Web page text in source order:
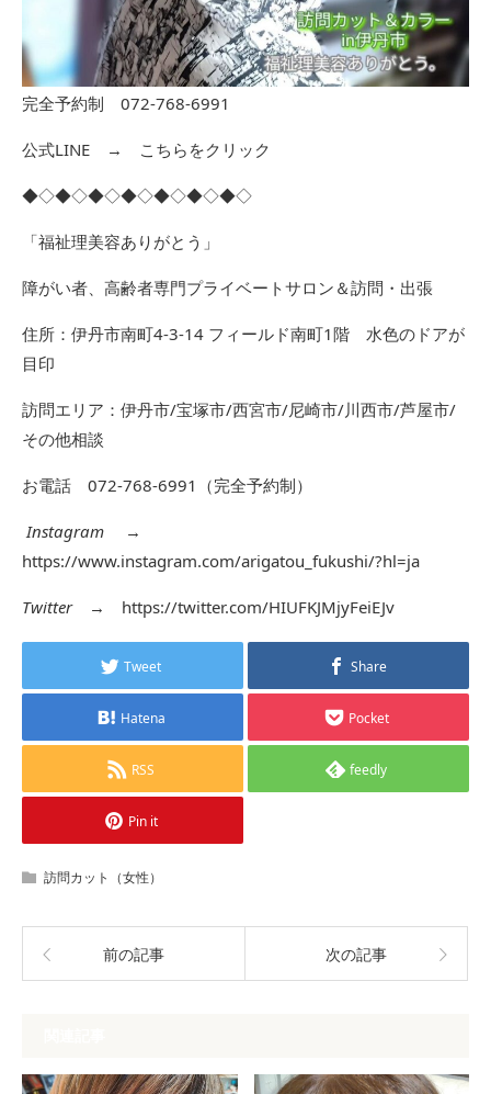
完全予約制 072-768-6991
公式LINE → こちらをクリック
◆◇◆◇◆◇◆◇◆◇◆◇◆◇
「福祉理美容ありがとう」
障がい者、高齢者専門プライベートサロン＆訪問・出張
住所：伊丹市南町4-3-14 フィールド南町1階 水色のドアが
目印
訪問エリア：伊丹市/宝塚市/西宮市/尼崎市/川西市/芦屋市/
その他相談
お電話 072-768-6991（完全予約制）
Instagram →
https://www.instagram.com/arigatou_fukushi/?hl=ja
Twitter→ https://twitter.com/HIUFKJMjyFeiEJv
Tweet Share
Hatena Pocket
RSS feedly
Pin it
訪問カット（女性）
前の記事 次の記事